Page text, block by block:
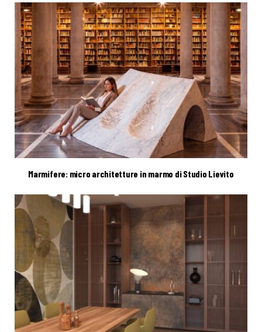
Marmifere: micro architetture in marmo di Studio Lievito